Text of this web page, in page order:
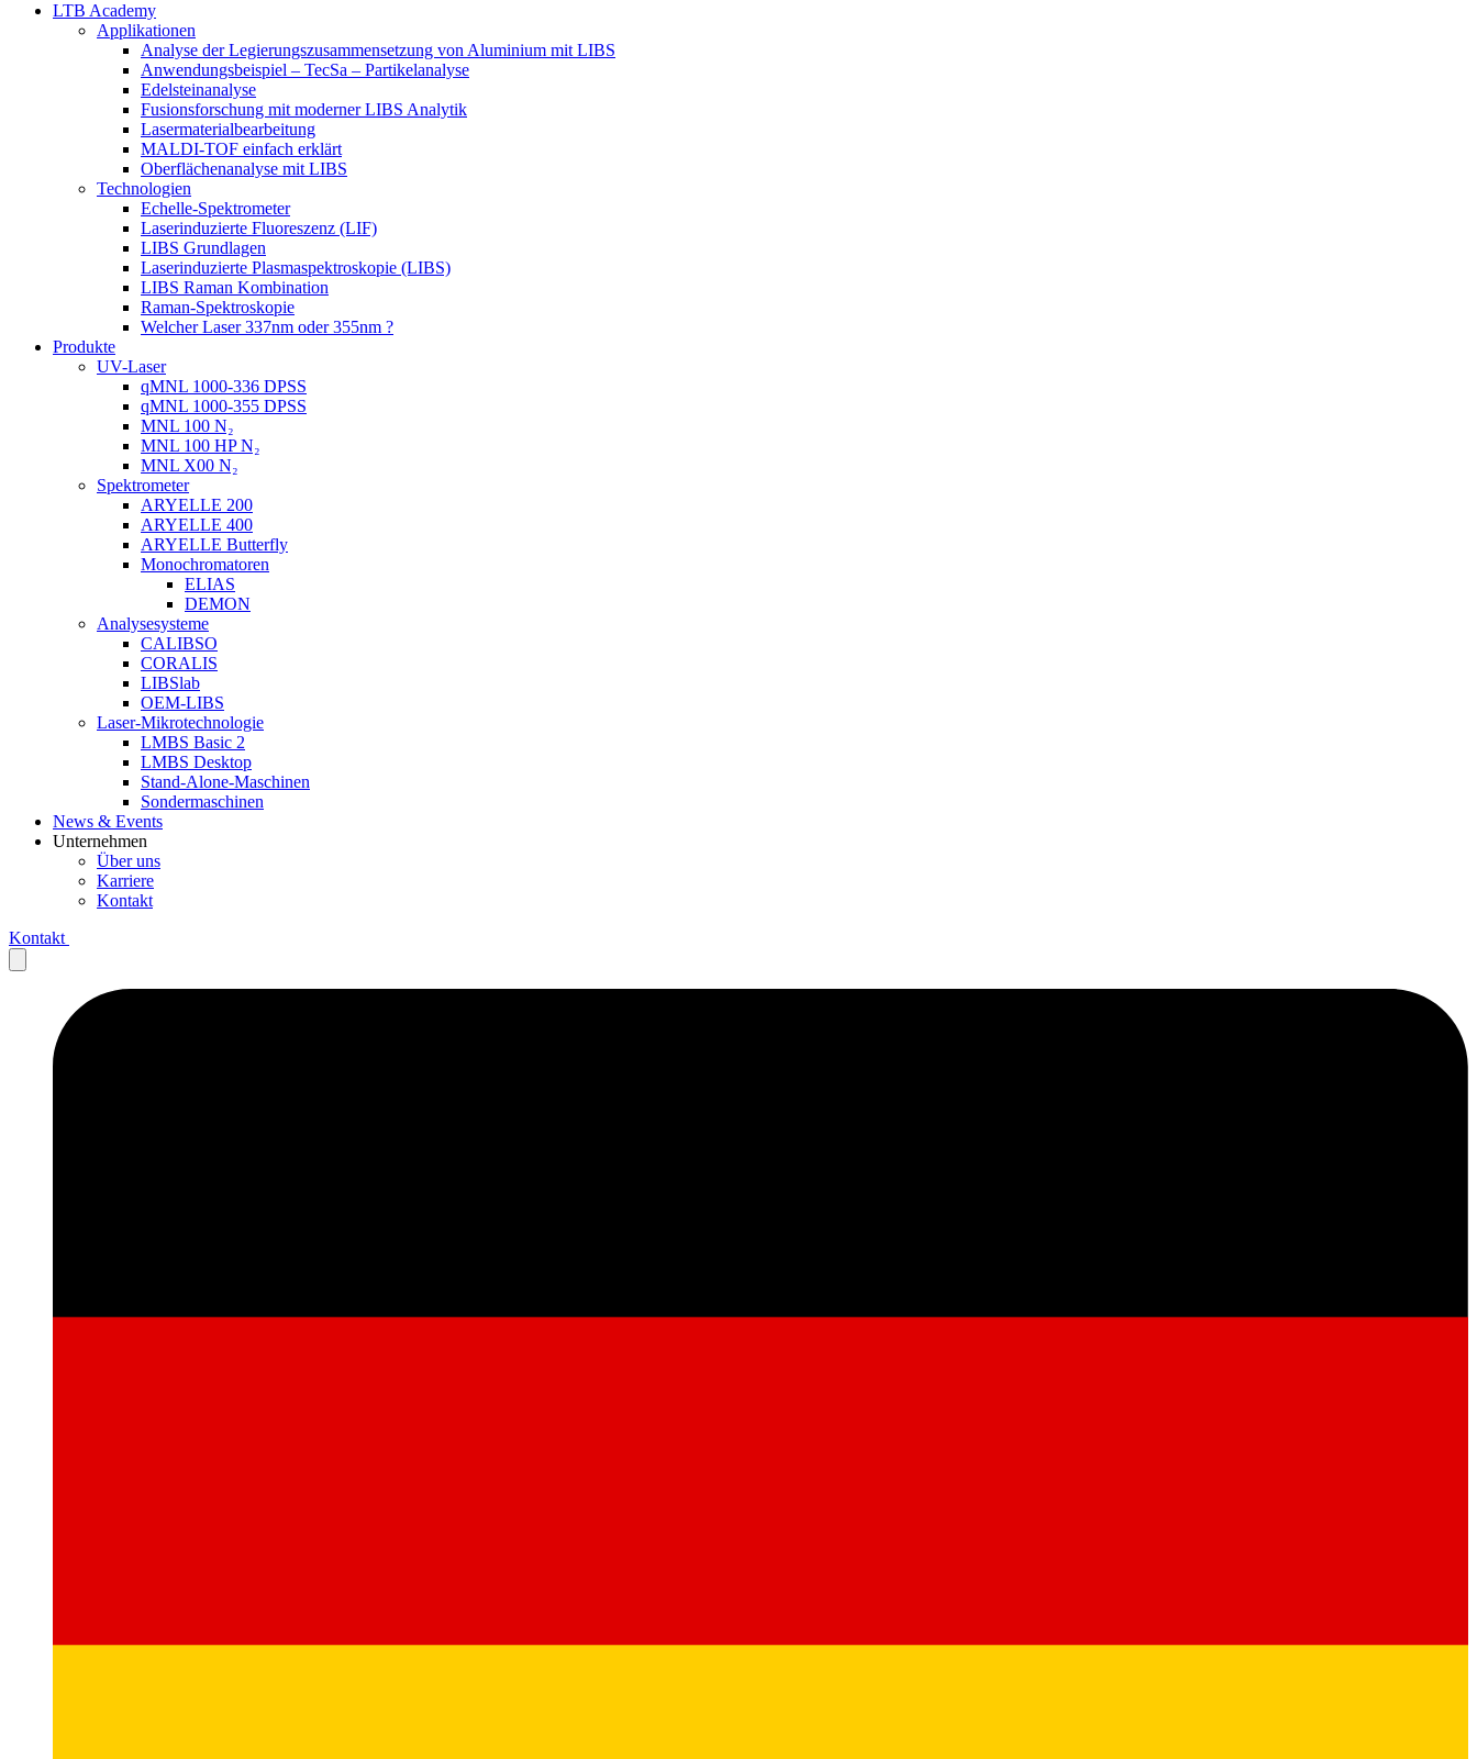
LTB Academy
Applikationen
Analyse der Legierungszusammensetzung von Aluminium mit LIBS
Anwendungsbeispiel – TecSa – Partikelanalyse
Edelsteinanalyse
Fusionsforschung mit moderner LIBS Analytik
Lasermaterialbearbeitung
MALDI-TOF einfach erklärt
Oberflächenanalyse mit LIBS
Technologien
Echelle-Spektrometer
Laserinduzierte Fluoreszenz (LIF)
LIBS Grundlagen
Laserinduzierte Plasmaspektroskopie (LIBS)
LIBS Raman Kombination
Raman-Spektroskopie
Welcher Laser 337nm oder 355nm ?
Produkte
UV-Laser
qMNL 1000-336 DPSS
qMNL 1000-355 DPSS
MNL 100 N₂
MNL 100 HP N₂
MNL X00 N₂
Spektrometer
ARYELLE 200
ARYELLE 400
ARYELLE Butterfly
Monochromatoren
ELIAS
DEMON
Analysesysteme
CALIBSO
CORALIS
LIBSlab
OEM-LIBS
Laser-Mikrotechnologie
LMBS Basic 2
LMBS Desktop
Stand-Alone-Maschinen
Sondermaschinen
News & Events
Unternehmen
Über uns
Karriere
Kontakt
Kontakt